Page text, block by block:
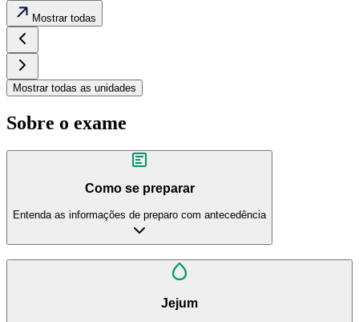
Mostrar todas
Mostrar todas as unidades
Sobre o exame
Como se preparar
Entenda as informações de preparo com antecedência
Jejum